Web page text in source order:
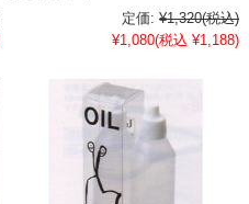
定価: ¥1,320(税込)
¥1,080(税込 ¥1,188)